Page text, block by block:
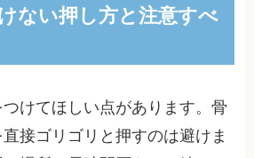
ない押し方と注意すべ
けてほしい点があります。骨
接ゴリゴリと押すのは避けま